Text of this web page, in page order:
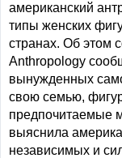
американский
типы женских
странах. Об этом
Anthropology
вынужденных
свою семью,
предпочитаемые
выяснила
независимых и